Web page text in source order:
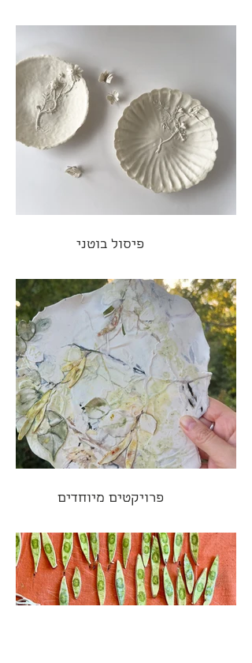
פיסול בוטני
פרויקטים מיוחדים